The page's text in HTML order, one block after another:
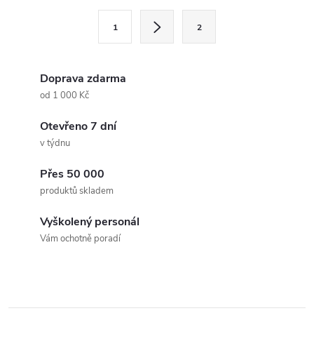
1 2
Doprava zdarma
od 1 000 Kč
Otevřeno 7 dní
v týdnu
Přes 50 000
produktů skladem
Vyškolený personál
Vám ochotně poradí